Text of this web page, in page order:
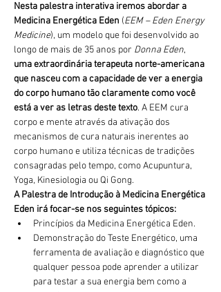
Nesta palestra interativa iremos abordar a
Medicina Energética Eden (EEM – Eden Energy
Medicine), um modelo que foi desenvolvido ao
longo de mais de 35 anos por Donna Eden,
uma extraordinária terapeuta norte-americana
que nasceu com a capacidade de ver a energia
do corpo humano tão claramente como você
está a ver as letras deste texto. A EEM cura
corpo e mente através da ativação dos
mecanismos de cura naturais inerentes ao
corpo humano e utiliza técnicas de tradições
consagradas pelo tempo, como Acupuntura,
Yoga, Kinesiologia ou Qi Gong.
A Palestra de Introdução à Medicina Energética
Eden irá focar-se nos seguintes tópicos:
Princípios da Medicina Energética Eden.
Demonstração do Teste Energético, uma
ferramenta de avaliação e diagnóstico que
qualquer pessoa pode aprender a utilizar
para testar a sua energia bem como a